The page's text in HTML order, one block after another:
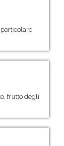
particolare
frutto degli